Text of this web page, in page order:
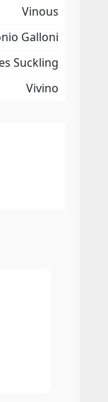
Vinous
Galloni
Suckling
Vivino